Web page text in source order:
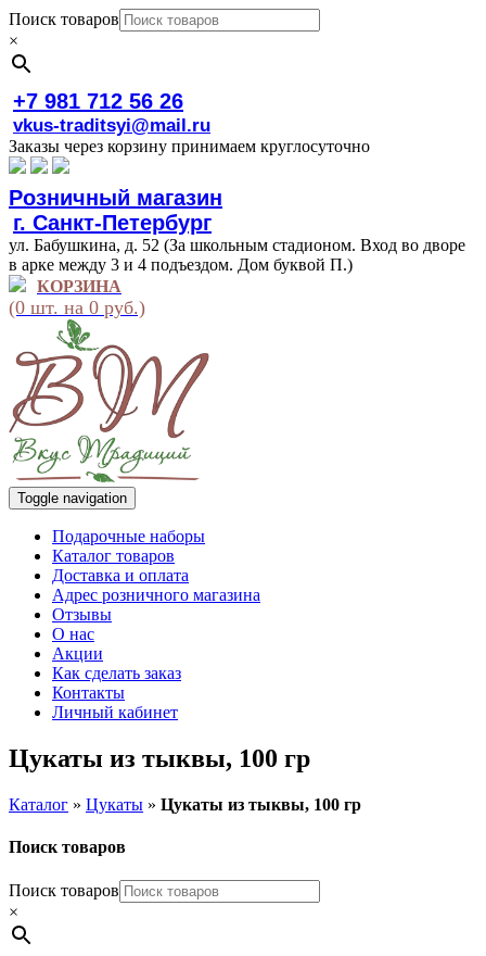
Поиск товаров
×
+7 981 712 56 26
vkus-traditsyi@mail.ru
Заказы через корзину принимаем круглосуточно
Розничный магазин
г. Санкт-Петербург
ул. Бабушкина, д. 52 (За школьным стадионом. Вход во дворе
в арке между 3 и 4 подъездом. Дом буквой П.)
КОРЗИНА
(0 шт. на 0 руб.)
Toggle navigation
Подарочные наборы
Каталог товаров
Доставка и оплата
Адрес розничного магазина
Отзывы
О нас
Акции
Как сделать заказ
Контакты
Личный кабинет
Цукаты из тыквы, 100 гр
Каталог » Цукаты » Цукаты из тыквы, 100 гр
Поиск товаров
Поиск товаров
×